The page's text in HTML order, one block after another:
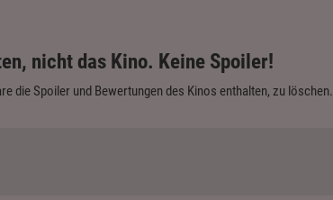
nicht das Kino. Keine Spoiler!
die Spoiler und Bewertungen des Kinos enthalten, zu löschen.